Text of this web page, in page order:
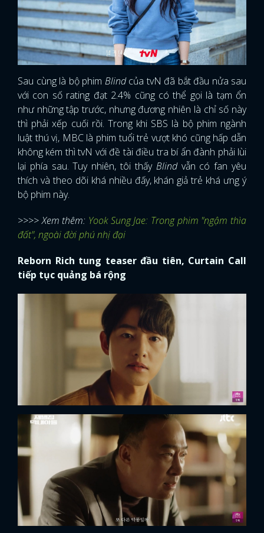
Sau cùng là bộ phim Blindcủa tvN đã bắt đầu nửa sau
với con số rating đạt 2.4% cũng có thể gọi là tạm ổn
như những tập trước, nhưng đương nhiên là chỉ số này
thì phải xếp cuối rồi. Trong khi SBS là bộ phim ngành
luật thú vị, MBC là phim tuổi trẻ vượt khó cũng hấp dẫn
không kém thì tvN với đề tài điều tra bí ẩn đành phải lùi
lại phía sau. Tuy nhiên, tôi thấy Blind vẫn có fan yêu
thích và theo dõi khá nhiều đấy, khán giả trẻ khá ưng ý
bộ phim này.
>>>> Xem thêm: Yook Sung Jae: Trong phim "ngậm thìa
đất", ngoài đời phú nhị đại
Reborn Rich tung teaser đầu tiên, Curtain Call
tiếp tục quảng bá rộng